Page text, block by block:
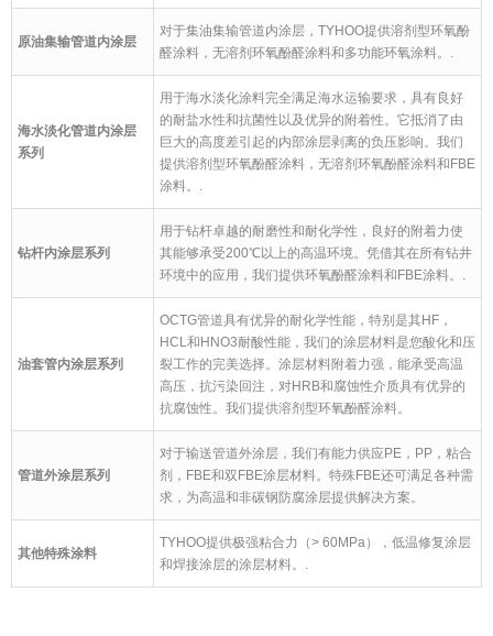
原油集输管道内涂层
对于集油集输管道内涂层，TYHOO提供溶剂型环氧酚
醛涂料，无溶剂环氧酚醛涂料和多功能环氧涂料。 .
海水淡化管道内涂层
系列
用于海水淡化涂料完全满足海水运输要求，具有良好
的耐盐水性和抗菌性以及优异的附着性。它抵消了由
巨大的高度差引起的内部涂层剥离的负压影响。我们
提供溶剂型环氧酚醛涂料，无溶剂环氧酚醛涂料和FBE
涂料。 .
钻杆内涂层系列
用于钻杆卓越的耐磨性和耐化学性，良好的附着力使
其能够承受200℃以上的高温环境。凭借其在所有钻井
环境中的应用，我们提供环氧酚醛涂料和FBE涂料。 .
油套管内涂层系列
OCTG管道具有优异的耐化学性能，特别是其HF，
HCL和HNO3耐酸性能，我们的涂层材料是您酸化和压
裂工作的完美选择。涂层材料附着力强，能承受高温
高压，抗污染回注，对HRB和腐蚀性介质具有优异的
抗腐蚀性。我们提供溶剂型环氧酚醛涂料。
管道外涂层系列
对于输送管道外涂层，我们有能力供应PE，PP，粘合
剂，FBE和双FBE涂层材料。特殊FBE还可满足各种需
求，为高温和非碳钢防腐涂层提供解决方案。
其他特殊涂料
TYHOO提供极强粘合力（> 60MPa），低温修复涂层
和焊接涂层的涂层材料。 .